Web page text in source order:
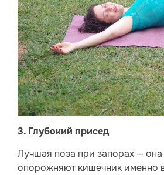
3. Глубокий присед
Лучшая поза при запорах — она
опорожняют кишечник именно